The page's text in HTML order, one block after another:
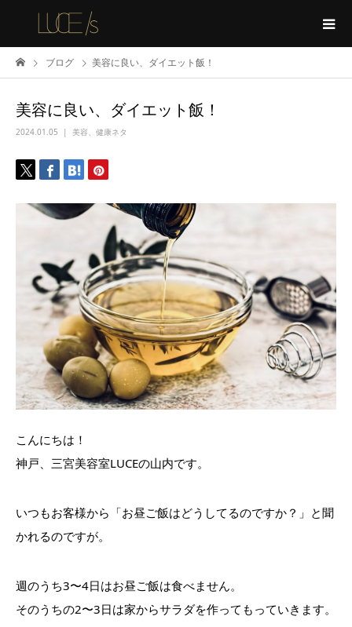
ブログ 美容に良い、ダイエット飯！
美容に良い、ダイエット飯！
2024.01.05 美容、健康ネタ
こんにちは！
神戸、三宮美容室LUCEの山内です。
いつもお客様から「お昼ご飯はどうしてるのですか？」と聞
かれるのですが。
週のうち3〜4日はお昼ご飯は食べません。
そのうちの2〜3日は家からサラダを作ってもっていきます。